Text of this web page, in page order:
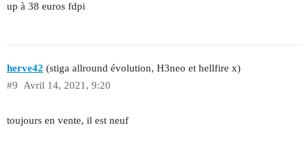
up à 38 euros fdpi
herve42 (stiga allround évolution, H3neo et hellfire x)
Avril 14, 2021, 9:20
#9
toujours en vente, il est neuf